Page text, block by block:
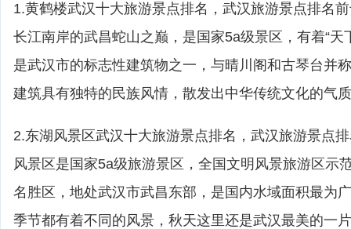
1.黄鹤楼武汉十大旅游景点排名，武汉旅游景点排名
长江南岸的武昌蛇山之巅，是国家5a级景区，有着“天
是武汉市的标志性建筑物之一，与晴川阁和古琴台并
建筑具有独特的民族风情，散发出中华传统文化的气
2.东湖风景区武汉十大旅游景点排名，武汉旅游景点
风景区是国家5a级旅游景区，全国文明风景旅游区示
名胜区，地处武汉市武昌东部，是国内水域面积最为
季节都有着不同的风景，秋天这里还是武汉最美的一